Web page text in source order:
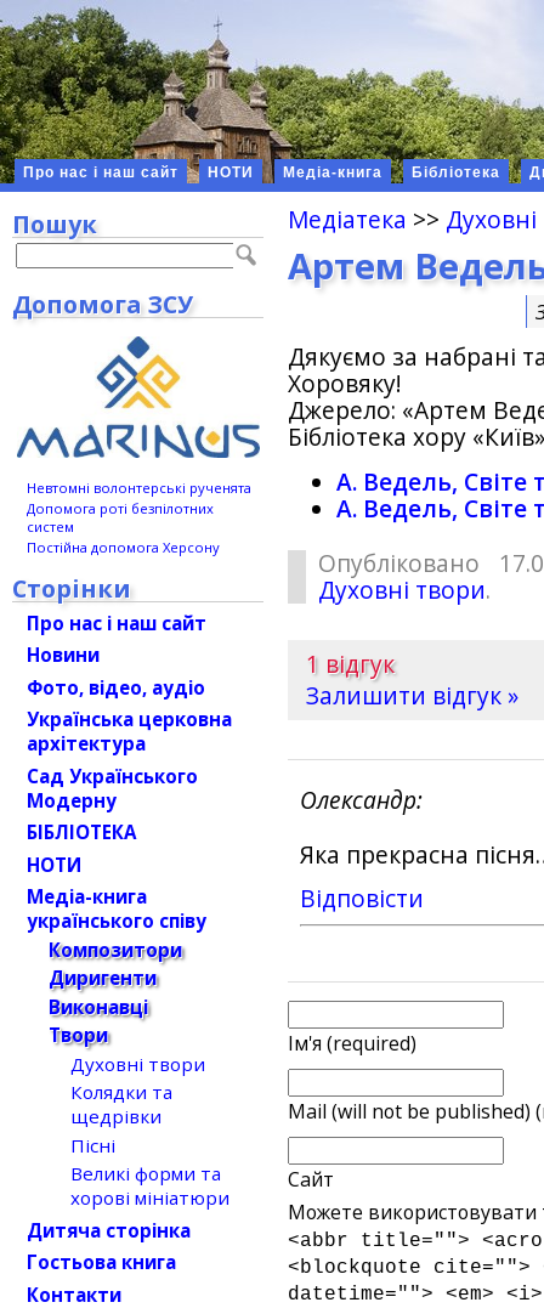
Про нас і наш сайт НОТИ Медіа-книга Бібліотека
Медіатека >>
Артем
Дякуємо за набрані
Хоровяку!
Джерело: «Артем
Бібліотека хору
А. Ведель, Світе
А. Ведель, Світе
Опубліковано
Духовні твори.
1 відгук
Залишити відгук »
Олександр
Яка прекрасна
Відповіcти
Ім'я (required)
Mail (will not be published)
Сайт
Можете використовувати
<abbr title="">
<blockquote cite="">
datetime=""> <em>
Пошук
Допомога ЗСУ
Невтомні волонтерські рученята
Допомога роті безпілотних
систем
Постійна допомога Херсону
Сторінки
Про нас і наш сайт
Новини
Фото, відео, аудіо
Українська церковна
архітектура
Сад Українського
Модерну
БІБЛІОТЕКА
НОТИ
Медіа-книга
українського співу
Композитори
Диригенти
Виконавці
Твори
Духовні твори
Колядки та
щедрівки
Пісні
Великі форми та
хорові мініатюри
Дитяча сторінка
Гостьова книга
Контакти